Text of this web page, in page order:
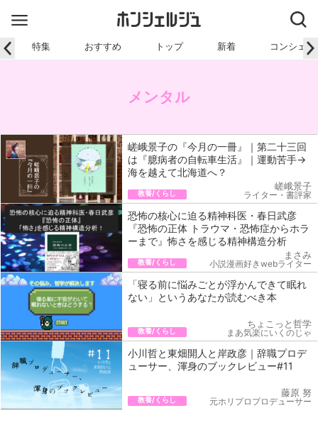
特集 おすすめ トップ 新着 コンシェ
メンタル
嵯峨景子の『今月の一冊』｜第二十三回
は『臆病者の自転車生活』｜運動苦手→
海を越えて北海道へ？
教養/くらし
嵯峨景子
ライター・書評家
恐怖の核心に迫る精神科医・春日武彦
『恐怖の正体 トラウマ・恐怖症からホラ
ーまで』怖さを感じる精神構造分析
教養/くらし
まさみ
小説漫画好きwebライター
「寝る前に悩みごとが浮かんできて眠れ
ない」というあなたが読むべき本
教養/くらし
ちょこっと哲学
まあ気楽にいくのじゃ
小川哲と東畑開人と岸政彦｜辞職プロデ
ューサー、渾身のブックレビュー#11
教養/くらし
藤原 努
元ホリプロプロデューサー